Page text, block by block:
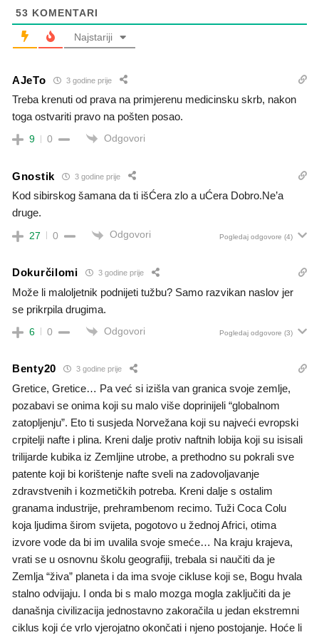
53 KOMENTARI
Najstariji
AJeTo 3 godine prije
Treba krenuti od prava na primjerenu medicinsku skrb, nakon
toga ostvariti pravo na pošten posao.
9 0 Odgovori
Gnostik 3 godine prije
Kod sibirskog šamana da ti išĆera zlo a uĆera Dobro.Ne’a
druge.
27 0 Odgovori Pogledaj odgovore (4)
Dokurčilomi 3 godine prije
Može li maloljetnik podnijeti tužbu? Samo razvikan naslov jer
se prikrpila drugima.
6 0 Odgovori Pogledaj odgovore (3)
Benty20 3 godine prije
Gretice, Gretice… Pa već si izišla van granica svoje zemlje,
pozabavi se onima koji su malo više doprinijeli “globalnom
zatopljenju”. Eto ti susjeda Norvežana koji su najveći evropski
crpitelji nafte i plina. Kreni dalje protiv naftnih lobija koji su isisali
trilijarde kubika iz Zemljine utrobe, a prethodno su pokrali sve
patente koji bi korištenje nafte sveli na zadovoljavanje
zdravstvenih i kozmetičkih potreba. Kreni dalje s ostalim
granama industrije, prehrambenom recimo. Tuži Coca Colu
koja ljudima širom svijeta, pogotovo u žednoj Africi, otima
izvore vode da bi im uvalila svoje smeće… Na kraju krajeva,
vrati se u osnovnu školu geografiji, trebala si naučiti da je
Zemlja “živa” planeta i da ima svoje cikluse koji se, Bogu hvala
stalno odvijaju. I onda bi s malo mozga mogla zaključiti da je
današnja civilizacija jednostavno zakoračila u jedan ekstremni
ciklus koji će vrlo vjerojatno okončati i njeno postojanje. Hoće li